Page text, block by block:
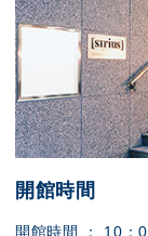
開館時間
開館時間 ： 10：